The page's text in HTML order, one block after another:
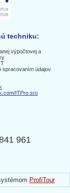
techniku:
výpočtovej a
spracovaním údajov
ITPro.sro
961
ProfiTour